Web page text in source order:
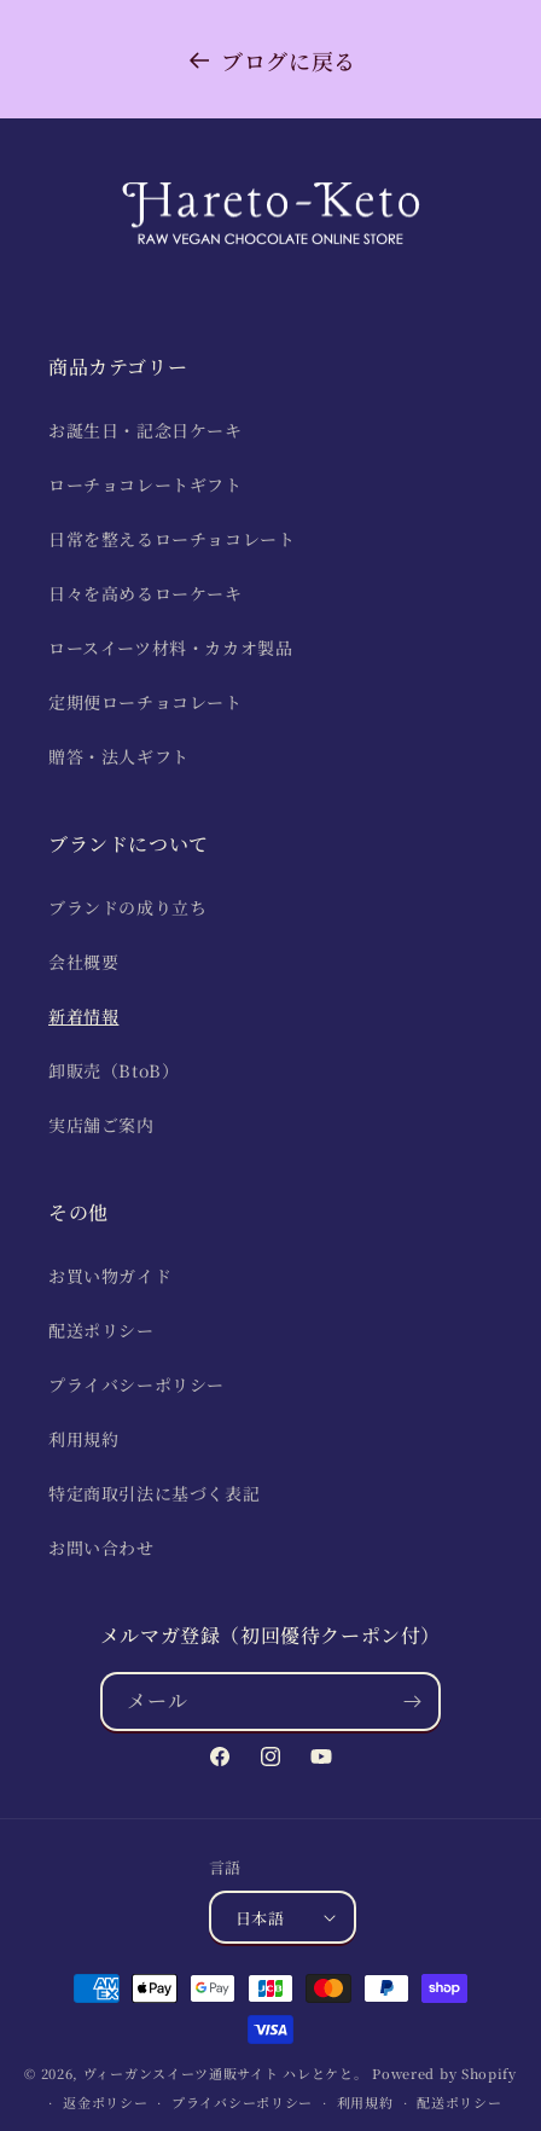
ブログに戻る
商品カテゴリー
お誕生日・記念日ケーキ
ローチョコレートギフト
日常を整えるローチョコレート
日々を高めるローケーキ
ロースイーツ材料・カカオ製品
定期便ローチョコレート
贈答・法人ギフト
ブランドについて
ブランドの成り立ち
会社概要
新着情報
卸販売（BtoB）
実店舗ご案内
その他
お買い物ガイド
配送ポリシー
プライバシーポリシー
利用規約
特定商取引法に基づく表記
お問い合わせ
メルマガ登録（初回優待クーポン付）
メール
FacebookInstagramYouTube
言語
日本語
法
© 2026, ヴィーガンスイーツ通販サイト ハレとケと。
Powered by Shopify
返金ポリシー
プライバシーポリシー 利用規約
配送ポリシー